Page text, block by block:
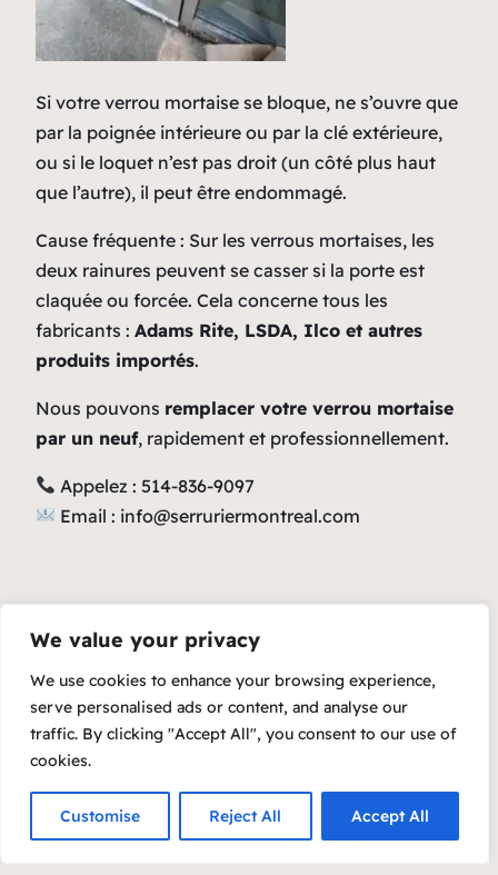
We value your privacy
We use cookies to enhance your browsing experience,
serve personalised ads or content, and analyse our
traffic. By clicking "Accept All", you consent to our use of
cookies.
Customise Reject All Accept All
Si votre verrou mortaise se bloque, ne s’ouvre que
par la poignée intérieure ou par la clé extérieure,
ou si le loquet n’est pas droit (un côté plus haut
que l’autre), il peut être endommagé.
Cause fréquente : Sur les verrous mortaises, les
deux rainures peuvent se casser si la porte est
claquée ou forcée. Cela concerne tous les
fabricants : Adams Rite, LSDA, Ilco et autres
produits importés.
Nous pouvons remplacer votre verrou mortaise
par un neuf, rapidement et professionnellement.
Appelez : 514-836-9097
Email : info@serruriermontreal.com
Copyright 2023 – Raft by Otter Privacy Policy